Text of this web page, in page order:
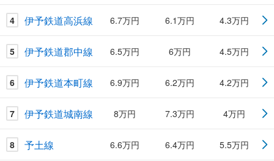
4 伊予鉄道高浜線 6.7万円 6.1万円 4.3万円
5 伊予鉄道郡中線 6.5万円 6万円 4.5万円
6 伊予鉄道本町線 6.9万円 6.2万円 4.2万円
7 伊予鉄道城南線 8万円 7.3万円 4万円
8 予土線 6.6万円 6.4万円 5.5万円